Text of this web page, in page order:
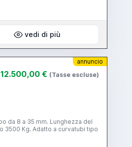
vedi di più
annuncio
12.500,00 € (Tasse escluse)